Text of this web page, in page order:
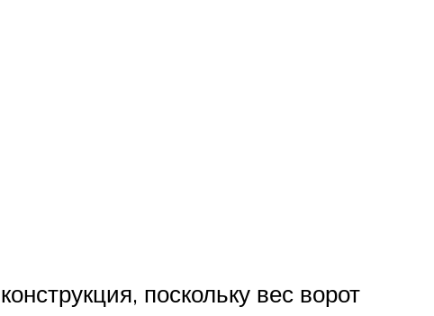
поскольку вес ворот